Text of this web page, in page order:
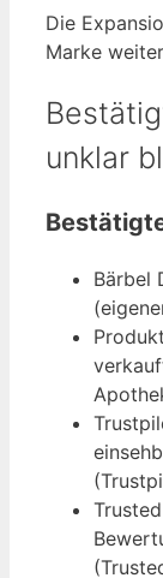
Die
Marke
unklar
Bärbel